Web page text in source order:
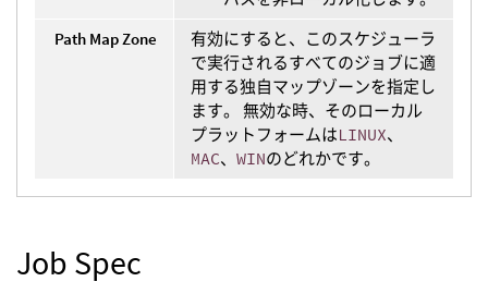
Path Map Zone
有効にすると、このスケジューラ
で実行されるすべてのジョブに適
用する独自マップゾーンを指定し
ます。 無効な時、そのローカル
プラットフォームはLINUX、
MAC、 WINのどれかです。
Job Spec